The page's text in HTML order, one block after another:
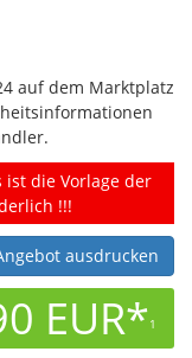
auf dem Marktplatz
die Vorlage der
!!!
ausdrucken
EUR*1